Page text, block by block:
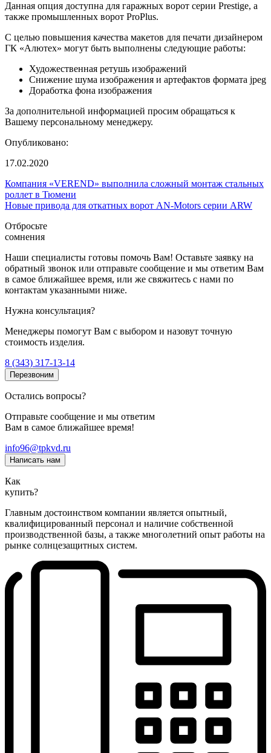
Данная опция доступна для гаражных ворот серии Prestige, а
также промышленных ворот ProPlus.
С целью повышения качества макетов для печати дизайнером
ГК «Алютех» могут быть выполнены следующие работы:
Художественная ретушь изображений
Снижение шума изображения и артефактов формата jpeg
Доработка фона изображения
За дополнительной информацией просим обращаться к
Вашему персональному менеджеру.
Опубликовано:
17.02.2020
Компания «VEREND» выполнила сложный монтаж стальных
роллет в Тюмени
Новые привода для откатных ворот AN-Motors серии ARW
Отбросьте
сомнения
Наши специалисты готовы помочь Вам! Оставьте заявку на
обратный звонок или отправьте сообщение и мы ответим Вам
в самое ближайшее время, или же свяжитесь с нами по
контактам указанными ниже.
Нужна консультация?
Менеджеры помогут Вам с выбором и назовут точную
стоимость изделия.
8 (343) 317-13-14
Перезвоним
Остались вопросы?
Отправьте сообщение и мы ответим
Вам в самое ближайшее время!
info96@tpkvd.ru
Написать нам
Как
купить?
Главным достоинством компании является опытный,
квалифицированный персонал и наличие собственной
производственной базы, а также многолетний опыт работы на
рынке солнцезащитных систем.